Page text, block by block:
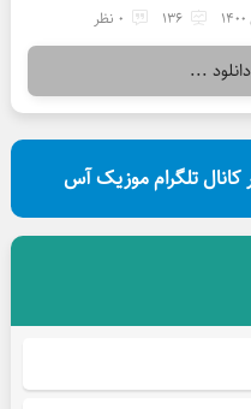
136 0 نظر
...
تلگرام موزیک آس